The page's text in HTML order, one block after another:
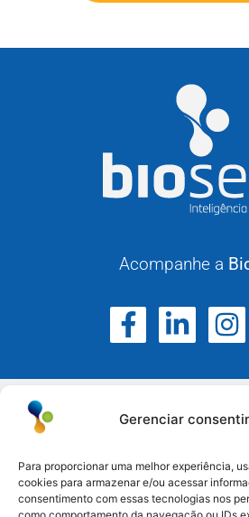
Gerenciar
Para proporcionar uma melhor experiência,
cookies para armazenar e/ou acessar
consentimento com essas tecnologias nos
Acompanhe a
Atuamos no Rio Grande do